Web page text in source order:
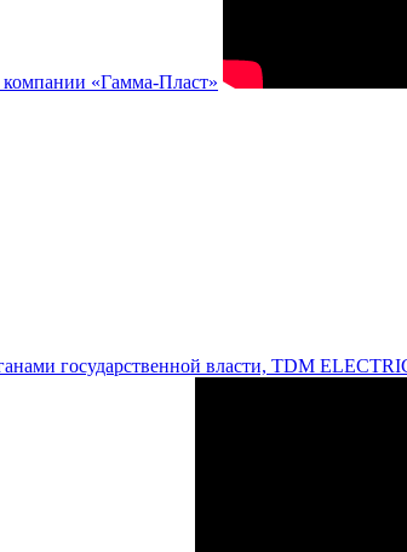
«Гамма-Пласт»
государственной власти, TDM